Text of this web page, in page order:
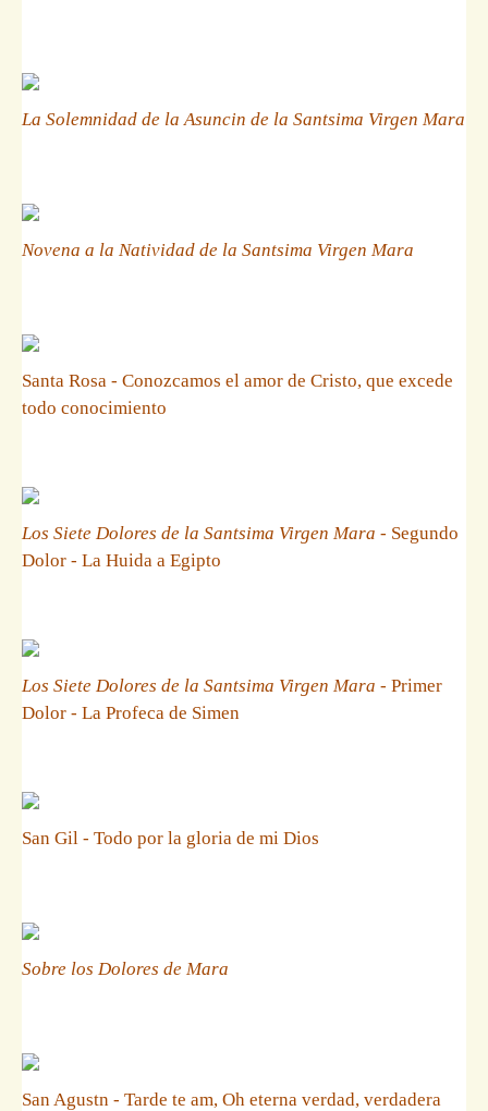
La Solemnidad de la Asuncin de la Santsima Virgen Mara
Novena a la Natividad de la Santsima Virgen Mara
Santa Rosa - Conozcamos el amor de Cristo, que excede
todo conocimiento
Los Siete Dolores de la Santsima Virgen Mara - Segundo
Dolor - La Huida a Egipto
Los Siete Dolores de la Santsima Virgen Mara - Primer
Dolor - La Profeca de Simen
San Gil - Todo por la gloria de mi Dios
Sobre los Dolores de Mara
San Agustn - Tarde te am, Oh eterna verdad, verdadera